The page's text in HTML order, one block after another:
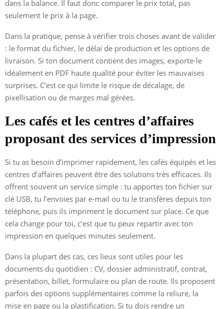
dans la balance. Il faut donc comparer le prix total, pas
seulement le prix à la page.
Dans la pratique, pense à vérifier trois choses avant de valider
: le format du fichier, le délai de production et les options de
livraison. Si ton document contient des images, exporte-le
idéalement en PDF haute qualité pour éviter les mauvaises
surprises. C’est ce qui limite le risque de décalage, de
pixellisation ou de marges mal gérées.
Les cafés et les centres d’affaires
proposant des services d’impression
Si tu as besoin d’imprimer rapidement, les cafés équipés et les
centres d’affaires peuvent être des solutions très efficaces. Ils
offrent souvent un service simple : tu apportes ton fichier sur
clé USB, tu l’envoies par e-mail ou tu le transfères depuis ton
téléphone, puis ils impriment le document sur place. Ce que
cela change pour toi, c’est que tu peux repartir avec ton
impression en quelques minutes seulement.
Dans la plupart des cas, ces lieux sont utiles pour les
documents du quotidien : CV, dossier administratif, contrat,
présentation, billet, formulaire ou plan de route. Ils proposent
parfois des options supplémentaires comme la reliure, la
mise en page ou la plastification. Si tu dois rendre un